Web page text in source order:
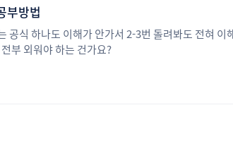
부방법
공식 하나도 이해가 안가서 2-3번 돌려봐도 전혀
부 외워야 하는 건가요?